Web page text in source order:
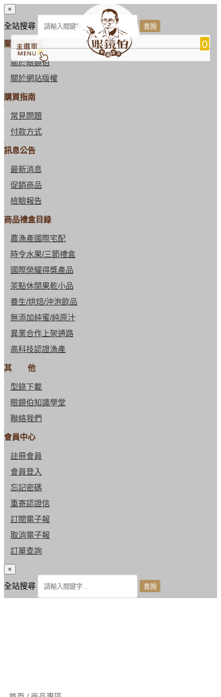
0
×
全站搜尋
關於眼鏡伯
關於眼鏡伯
關於網站版權
購買指南
常見問題
付款方式
訊息公告
最新消息
促銷商品
檢驗報告
商品禮盒目錄
農漁產國際宅配
時令水果/三節禮盒
國際榮耀得獎產品
茶點休閒果乾小品
養生/烘焙/沖泡飲品
無添加純蜜/純原汁
異業合作上架通路
高科技認證漁產
其 他
型錄下載
眼鏡伯知識學堂
聯絡我們
會員中心
註冊會員
會員登入
忘記密碼
重寄認證信
訂閱電子報
取消電子報
訂單查詢
×
全站搜尋